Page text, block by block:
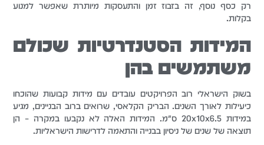
רק כסף נוסף, זה בזבוז זמן והתעסקות מיותרת שאפשר למנוע
בקלות.
המידות הסטנדרטיות שכולם
משתמשים בהן
בשוק הישראלי רוב הפרויקטים עובדים עם מידות קבועות שהוכחו
כיעילות לאורך השנים. הבריק הקלאסי, שרואים ברוב הבניינים, מגיע
במידות 20x10x6.5 ס"מ. המידות האלה לא נקבעו במקרה – הן
תוצאה של שנים של ניסיון בבנייה והתאמה לדרישות הישראליות.